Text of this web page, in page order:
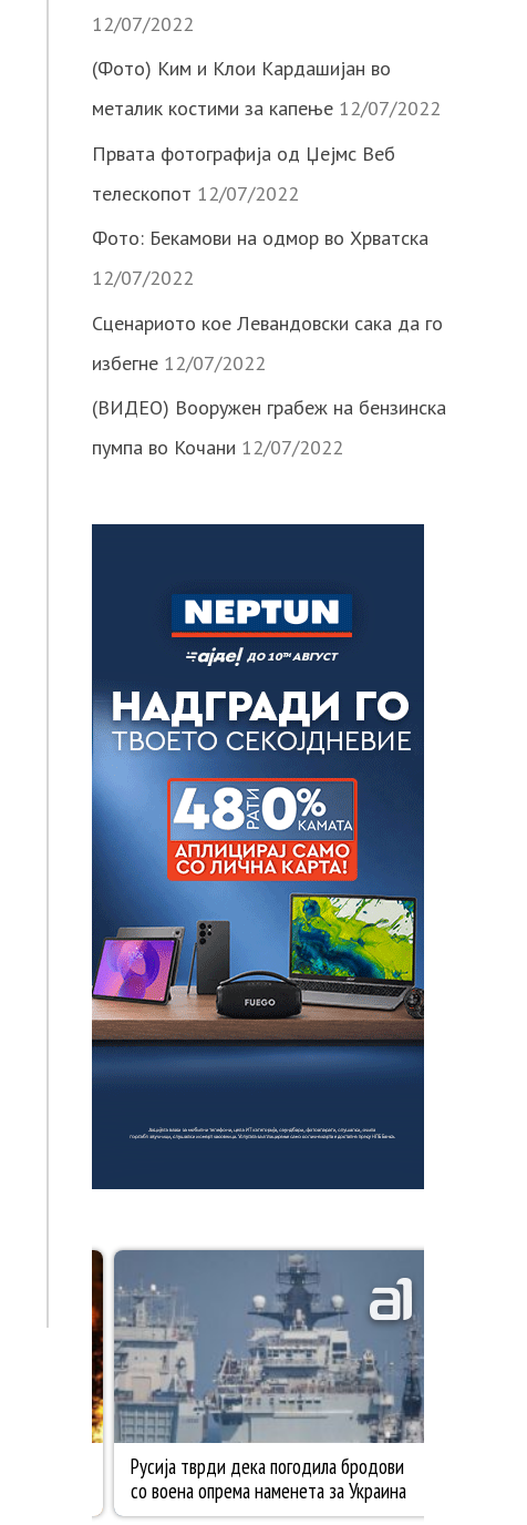
12/07/2022
(Фото) Ким и Клои Кардашијан во
металик костими за капење 12/07/2022
Првата фотографија од Џејмс Веб
телескопот 12/07/2022
Фото: Бекамови на одмор во Хрватска
12/07/2022
Сценариото кое Левандовски сака да го
избегне 12/07/2022
(ВИДЕО) Вооружен грабеж на бензинска
пумпа во Кочани 12/07/2022